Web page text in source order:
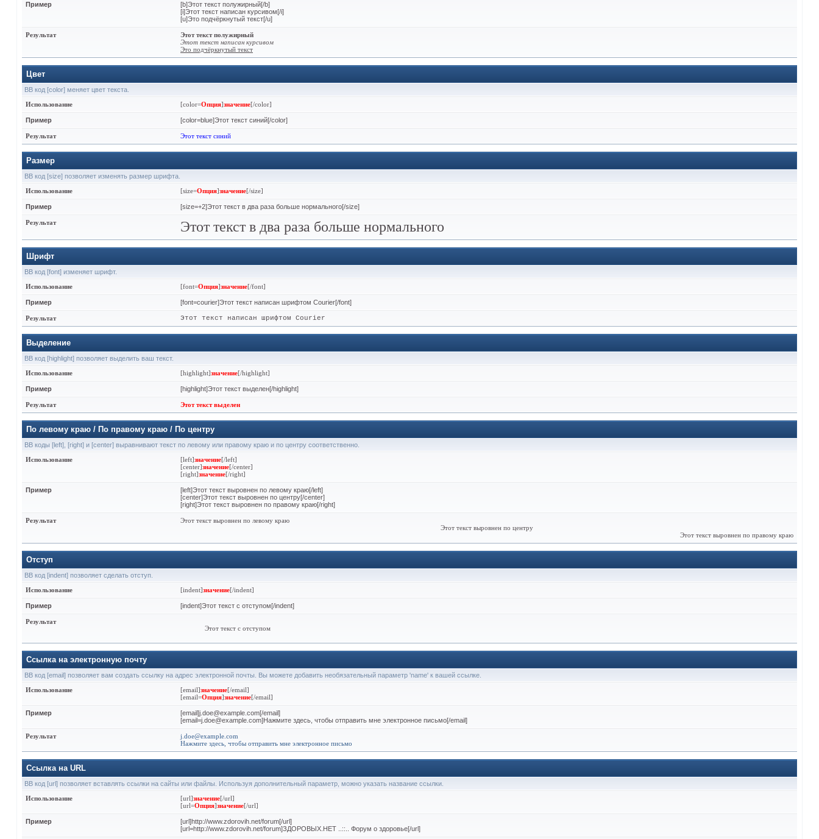
Пример
[b]Этот текст полужирный[/b]
[i]Этот текст написан курсивом[/i]
[u]Это подчёркнутый текст[/u]
Результат
Этот текст полужирный
Этот текст написан курсивом
Это подчёркнутый текст
Цвет
BB код [color] меняет цвет текста.
Использование
[color=Опция]значение[/color]
Пример [color=blue]Этот текст синий[/color]
Результат Этот текст синий
Размер
BB код [size] позволяет изменять размер шрифта.
Использование
[size=Опция]значение[/size]
Пример [size=+2]Этот текст в два раза больше нормального[/size]
Результат Этот текст в два раза больше нормального
Шрифт
BB код [font] изменяет шрифт.
Использование
[font=Опция]значение[/font]
Пример [font=courier]Этот текст написан шрифтом Courier[/font]
Результат Этот текст написан шрифтом Courier
Выделение
BB код [highlight] позволяет выделить ваш текст.
Использование
[highlight]значение[/highlight]
Пример [highlight]Этот текст выделен[/highlight]
Результат Этот текст выделен
По левому краю / По правому краю / По центру
BB коды [left], [right] и [center] выравнивают текст по левому или правому краю и по центру соответственно.
Использование
[left]значение[/left]
[center]значение[/center]
[right]значение[/right]
Пример
[left]Этот текст выровнен по левому краю[/left]
[center]Этот текст выровнен по центру[/center]
[right]Этот текст выровнен по правому краю[/right]
Результат
Этот текст выровнен по левому краю
Этот текст выровнен по центру
Этот текст выровнен по правому краю
Отступ
BB код [indent] позволяет сделать отступ.
Использование
[indent]значение[/indent]
Пример [indent]Этот текст с отступом[/indent]
Результат
Этот текст с отступом
Ссылка на электронную почту
BB код [email] позволяет вам создать ссылку на адрес электронной почты. Вы можете добавить необязательный параметр 'name' к вашей ссылке.
Использование
[email]значение[/email]
[email=Опция]значение[/email]
Пример
[email]j.doe@example.com[/email]
[email=j.doe@example.com]Нажмите здесь, чтобы отправить мне электронное письмо[/email]
Результат
j.doe@example.com
Нажмите здесь, чтобы отправить мне электронное письмо
Ссылка на URL
BB код [url] позволяет вставлять ссылки на сайты или файлы. Используя дополнительный параметр, можно указать название ссылки.
Использование
[url]значение[/url]
[url=Опция]значение[/url]
Пример
[url]http://www.zdorovih.net/forum[/url]
[url=http://www.zdorovih.net/forum]ЗДОРОВЫХ.НЕТ ..::.. Форум о здоровье[/url]